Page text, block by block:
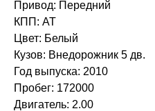
Привод: Передний
КПП: AT
Цвет: Белый
Кузов: Внедорожник 5 дв.
Год выпуска: 2010
Пробег: 172000
Двигатель: 2.00